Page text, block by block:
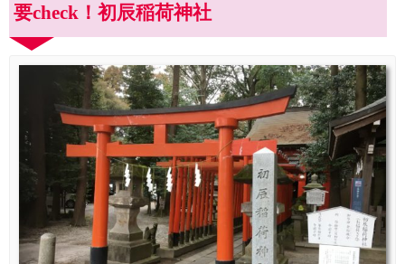
要check！初辰稲荷神社